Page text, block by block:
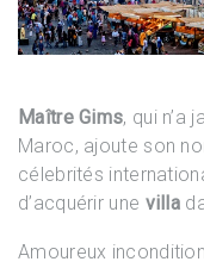
Maître Gims, qui n’a
Maroc, ajoute son
célebrités
d’acquérir une villa
Amoureux